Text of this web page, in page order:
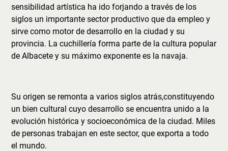
sensibilidad artística ha ido forjando a través de los
siglos un importante sector productivo que da empleo y
sirve como motor de desarrollo en la ciudad y su
provincia. La cuchillería forma parte de la cultura popular
de Albacete y su máximo exponente es la navaja.
Su origen se remonta a varios siglos atrás,constituyendo
un bien cultural cuyo desarrollo se encuentra unido a la
evolución histórica y socioeconómica de la ciudad. Miles
de personas trabajan en este sector, que exporta a todo
el mundo.